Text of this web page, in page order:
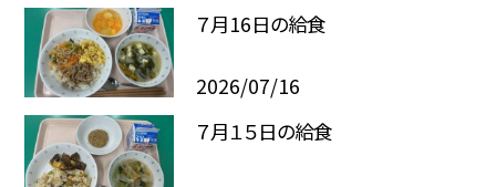
７月16日の給食
2026/07/16
７月１５日の給食